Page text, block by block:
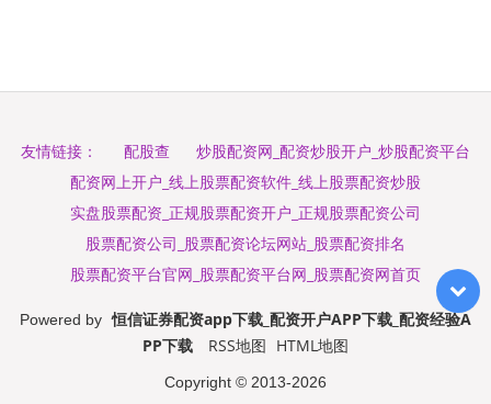
友情链接： 配股查
炒股配资网_配资炒股开户_炒股配资平台
配资网上开户_线上股票配资软件_线上股票配资炒股
实盘股票配资_正规股票配资开户_正规股票配资公司
股票配资公司_股票配资论坛网站_股票配资排名
股票配资平台官网_股票配资平台网_股票配资网首页
Powered by 恒信证券配资app下载_配资开户APP下载_配资经验A
PP下载
RSS地图 HTML地图
Copyright © 2013-2026